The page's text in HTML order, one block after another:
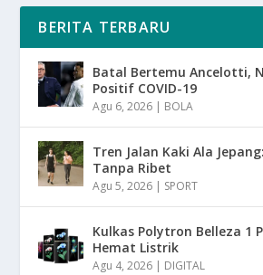
BERITA TERBARU
Batal Bertemu Ancelotti,
Positif COVID-19
Agu 6, 2026 | BOLA
Tren Jalan Kaki Ala
Tanpa Ribet
Agu 5, 2026 | SPORT
Kulkas Polytron Belleza 1
Hemat Listrik
Agu 4, 2026 | DIGITAL